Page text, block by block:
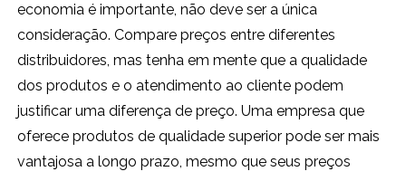
economia é importante, não deve ser a única
consideração. Compare preços entre diferentes
distribuidores, mas tenha em mente que a qualidade
dos produtos e o atendimento ao cliente podem
justificar uma diferença de preço. Uma empresa que
oferece produtos de qualidade superior pode ser mais
vantajosa a longo prazo, mesmo que seus preços